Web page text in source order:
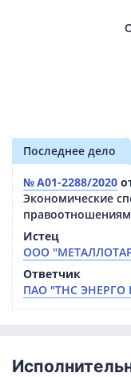
Последнее дело
№ А01-2288/2020
Экономические
правоотношениям
Истец
ООО
Ответчик
ПАО "ТНС ЭНЕРГО